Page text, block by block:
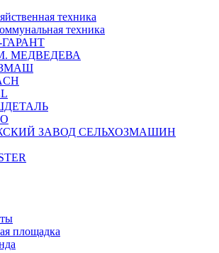
техника
техника
МЕДВЕДЕВА
ЗАВОД СЕЛЬХОЗМАШИН
площадка